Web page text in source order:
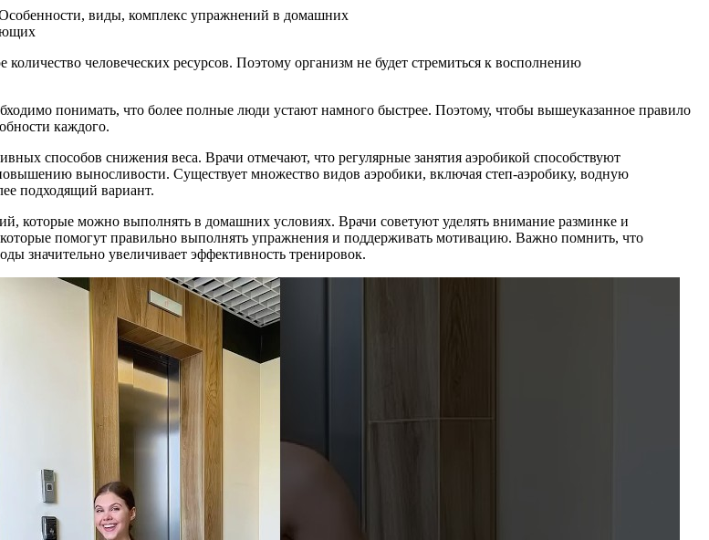
человеческих ресурсов. Поэтому организм не будет стремиться к восполнению
понимать, что более полные люди устают намного быстрее. Поэтому, чтобы вышеуказанное правило
каждого.
способов снижения веса. Врачи отмечают, что регулярные занятия аэробикой способствуют
выносливости. Существует множество видов аэробики, включая степ-аэробику, водную
подходящий вариант.
которые можно выполнять в домашних условиях. Врачи советуют уделять внимание разминке и
помогут правильно выполнять упражнения и поддерживать мотивацию. Важно помнить, что
значительно увеличивает эффективность тренировок.